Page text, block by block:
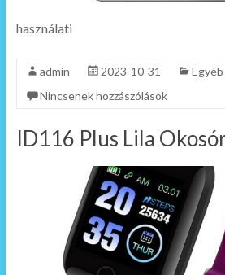
használati
admin 2023-10-31
Egyéb
Nincsenek hozzászólások
ID116 Plus Lila